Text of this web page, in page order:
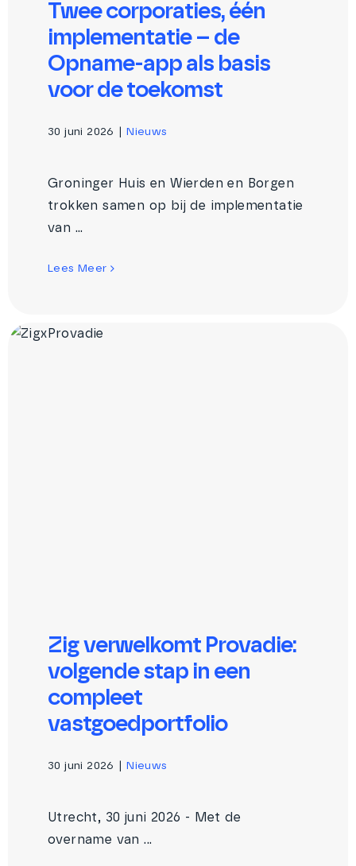
Twee corporaties, één
implementatie – de
Opname-app als basis
voor de toekomst
30 juni 2026 Nieuws
Groninger Huis en Wierden en Borgen
trokken samen op bij de implementatie
van ...
Lees Meer
Zig verwelkomt Provadie:
volgende stap in een
compleet
vastgoedportfolio
30 juni 2026 Nieuws
Utrecht, 30 juni 2026 - Met de
overname van ...